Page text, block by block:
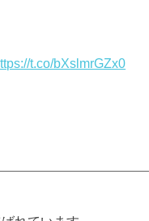
t.co/bXslmrGZx0